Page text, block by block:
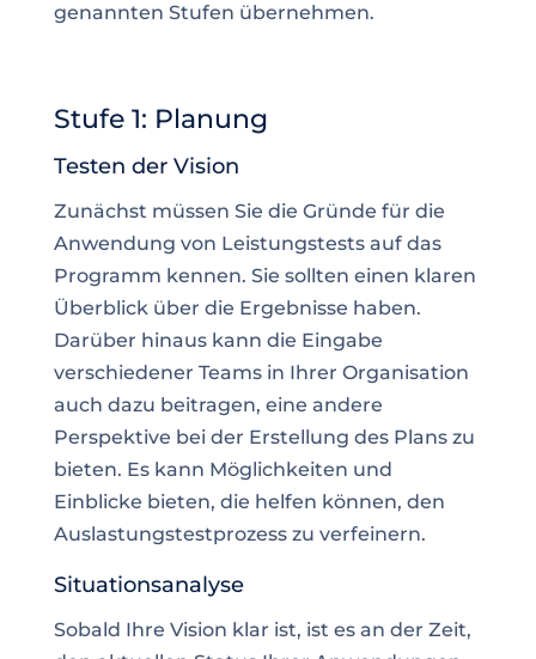
genannten Stufen übernehmen.
Stufe 1: Planung
Testen der Vision
Zunächst müssen Sie die Gründe für die
Anwendung von Leistungstests auf das
Programm kennen. Sie sollten einen klaren
Überblick über die Ergebnisse haben.
Darüber hinaus kann die Eingabe
verschiedener Teams in Ihrer Organisation
auch dazu beitragen, eine andere
Perspektive bei der Erstellung des Plans zu
bieten. Es kann Möglichkeiten und
Einblicke bieten, die helfen können, den
Auslastungstestprozess zu verfeinern.
Situationsanalyse
Sobald Ihre Vision klar ist, ist es an der Zeit,